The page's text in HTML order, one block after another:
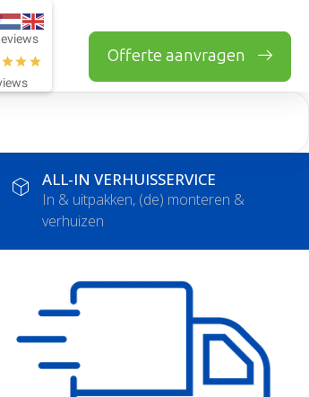
Offerte aanvragen
ALL-IN VERHUISSERVICE
In & uitpakken, (de) monteren &
verhuizen